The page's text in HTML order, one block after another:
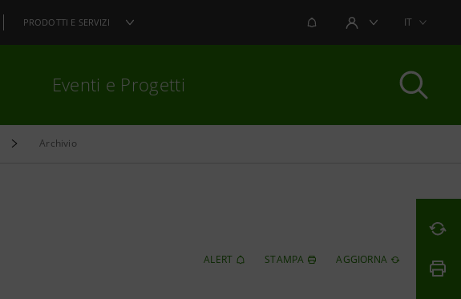
PRODOTTI E SERVIZI NOTIFICHEAREA UTENTEIT
Eventi e Progetti
Archivio
ALERT STAMPA AGGIORNA